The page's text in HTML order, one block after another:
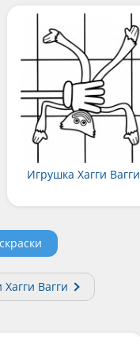
Игрушка Хагги Вагги
Вагги